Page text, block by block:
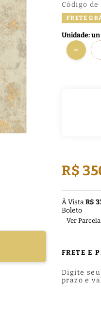
Código
FRETE
Unidade: un
R$
À VistaR$
Boleto
Ver
FRETE E
Digite
prazo e